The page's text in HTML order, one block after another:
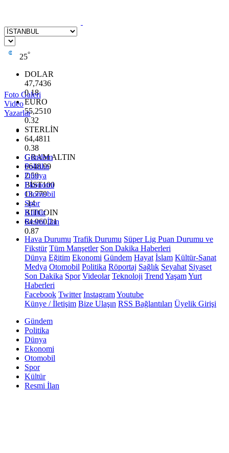
25°
DOLAR
47,7436
0.18
EURO
55,2510
0.32
STERLİN
64,4811
0.38
GRAM ALTIN
6648.99
2.59
BİST100
13.779
-14
BITCOIN
64.960,21
0.87
Foto Galeri
Video
Yazarlar
Gündem
Politika
Dünya
Ekonomi
Otomobil
Spor
Kültür
Resmi İlan
Hava Durumu Trafik Durumu Süper Lig Puan Durumu ve
Fikstür Tüm Manşetler Son Dakika Haberleri
Dünya Eğitim Ekonomi Gündem Hayat İslam Kültür-Sanat
Medya Otomobil Politika Röportaj Sağlık Seyahat Siyaset
Son Dakika Spor Videolar Teknoloji Trend YaşamYurt
Haberleri
Facebook Twitter InstagramYoutube
Künye / İletişim Bize Ulaşın RSS Bağlantıları Üyelik Girişi
Gündem
Politika
Dünya
Ekonomi
Otomobil
Spor
Kültür
Resmi İlan